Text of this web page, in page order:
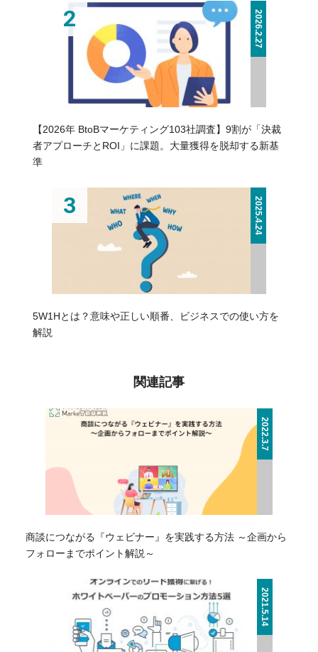
2026.2.27
【2026年 BtoBマーケティング103社調査】9割が「決裁
者アプローチとROI」に課題。大量獲得を脱却する新基
準
2025.4.24
5W1Hとは？意味や正しい順番、ビジネスでの使い方を
解説
関連記事
2022.3.7
商談につながる『ウェビナー』を実践する方法 ～企画から
フォローまでポイント解説～
2021.5.14